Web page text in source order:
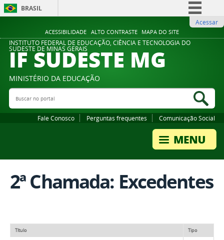
ACESSIBILIDADE ALTO CONTRASTE MAPA DO SITE
BRASIL
Comunica BR
Participe
Legislação
Acessar
INSTITUTO FEDERAL DE EDUCAÇÃO, CIÊNCIA E TECNOLOGIA DO
SUDESTE DE MINAS GERAIS
IF SUDESTE MG
MINISTÉRIO DA EDUCAÇÃO
Buscar no portal
Fale Conosco Perguntas frequentes Comunicação Social
2ª Chamada: Excedentes
Título Tipo